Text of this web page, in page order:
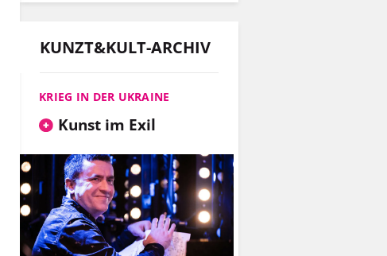
KUNZT&KULT-ARCHIV
KRIEG IN DER UKRAINE
Kunst im Exil